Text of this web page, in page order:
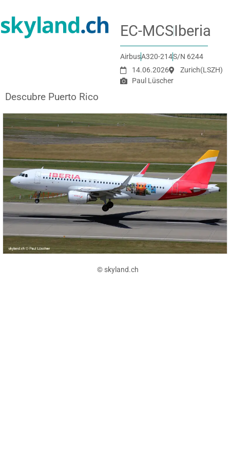
EC-MCSIberia
AirbusA320-214S/N 6244
14.06.2026
Zurich(LSZH)
Paul Lüscher
Descubre Puerto Rico
© skyland.ch